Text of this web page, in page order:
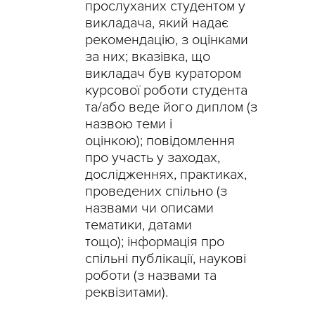
прослуханих студентом у
викладача, який надає
рекомендацію, з оцінками
за них; вказівка, що
викладач був куратором
курсової роботи студента
та/або веде його диплом (з
назвою теми і
оцінкою); повідомлення
про участь у заходах,
дослідженнях, практиках,
проведених спільно (з
назвами чи описами
тематики, датами
тощо); інформація про
спільні публікації, наукові
роботи (з назвами та
реквізитами).